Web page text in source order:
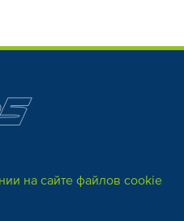
на сайте файлов cookie